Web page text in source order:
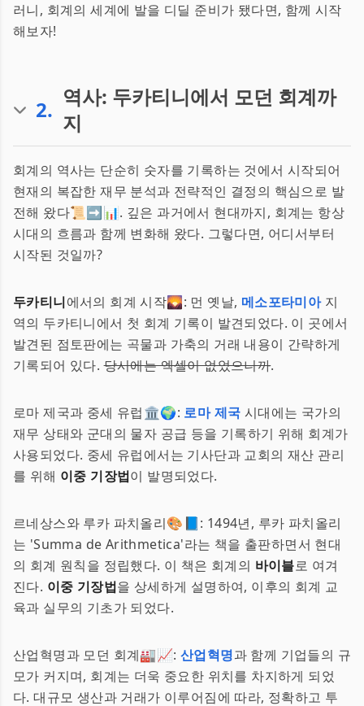
러니, 회계의 세계에 발을 디딜 준비가 됐다면, 함께 시작
해보자!
2. 역사: 두카티니에서 모던 회계까
지
회계의 역사는 단순히 숫자를 기록하는 것에서 시작되어
현재의 복잡한 재무 분석과 전략적인 결정의 핵심으로 발
전해 왔다📜➡️📊. 깊은 과거에서 현대까지, 회계는 항상
시대의 흐름과 함께 변화해 왔다. 그렇다면, 어디서부터
시작된 것일까?
두카티니에서의 회계 시작🌄: 먼 옛날, 메소포타미아지
역의 두카티니에서 첫 회계 기록이 발견되었다. 이 곳에서
발견된 점토판에는 곡물과 가축의 거래 내용이 간략하게
기록되어 있다.당시에는 엑셀이 없었으니까.
로마 제국과 중세 유럽🏛️🌍: 로마 제국 시대에는 국가의
재무 상태와 군대의 물자 공급 등을 기록하기 위해 회계가
사용되었다. 중세 유럽에서는 기사단과 교회의 재산 관리
를 위해 이중 기장법이 발명되었다.
르네상스와 루카 파치올리🎨📘: 1494년, 루카 파치올리
는 'Summa de Arithmetica'라는 책을 출판하면서 현대
의 회계 원칙을 정립했다. 이 책은 회계의 바이블로 여겨
진다. 이중 기장법을 상세하게 설명하여, 이후의 회계 교
육과 실무의 기초가 되었다.
산업혁명과 모던 회계🏭📈: 산업혁명과 함께 기업들의 규
모가 커지며, 회계는 더욱 중요한 위치를 차지하게 되었
다. 대규모 생산과 거래가 이루어짐에 따라, 정확하고 투